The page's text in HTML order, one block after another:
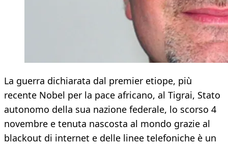
La guerra dichiarata dal premier etiope, più
recente Nobel per la pace africano, al Tigrai, Stato
autonomo della sua nazione federale, lo scorso 4
novembre e tenuta nascosta al mondo grazie al
blackout di internet e delle linee telefoniche è un